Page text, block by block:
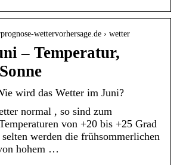
wettervorhersage.de › wetter
– Temperatur,
wird das Wetter im Juni?
normal , so sind zum
von +20 bis +25 Grad
werden die frühsommerlichen
hohem …